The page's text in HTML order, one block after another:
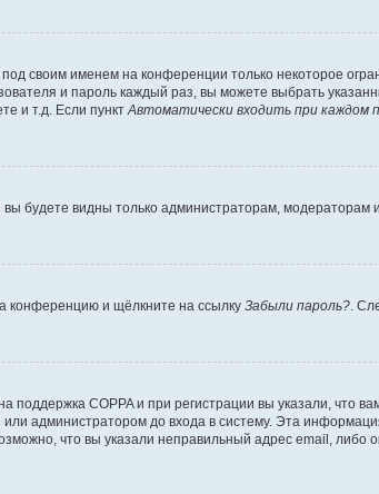
под своим именем на конференции только некоторое
и пароль каждый раз, вы можете выбрать
и т.д. Если пункт Автоматически входить при каждом
вы будете видны только администраторам,
конференцию и щёлкните на ссылку Забыли пароль? .
COPPA и при регистрации вы указали, что
администратором до входа в систему. Эта
что вы указали неправильный адрес email, либо